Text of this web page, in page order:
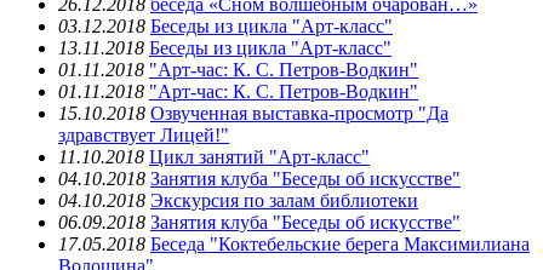
26.12.2018 беседа «Сном волшебным очарован…»
03.12.2018 Беседы из цикла "Арт-класс"
13.11.2018 Беседы из цикла "Арт-класс"
01.11.2018 "Арт-час: К. С. Петров-Водкин"
01.11.2018 "Арт-час: К. С. Петров-Водкин"
15.10.2018 Озвученная выставка-просмотр "Да
здравствует Лицей!"
11.10.2018 Цикл занятий "Арт-класс"
04.10.2018 Занятия клуба "Беседы об искусстве"
04.10.2018 Экскурсия по залам библиотеки
06.09.2018 Занятия клуба "Беседы об искусстве"
17.05.2018 Беседа "Коктебельские берега Максимилиана